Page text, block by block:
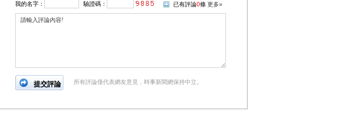
我的名字： 驗證碼： 已有評論0條 更多»
所有評論僅代表網友意見，時事新聞網保持中立。